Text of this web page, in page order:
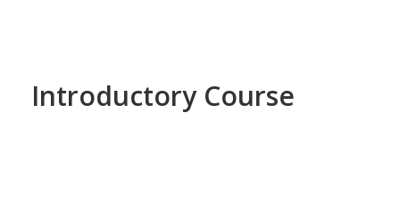
Introductory Course